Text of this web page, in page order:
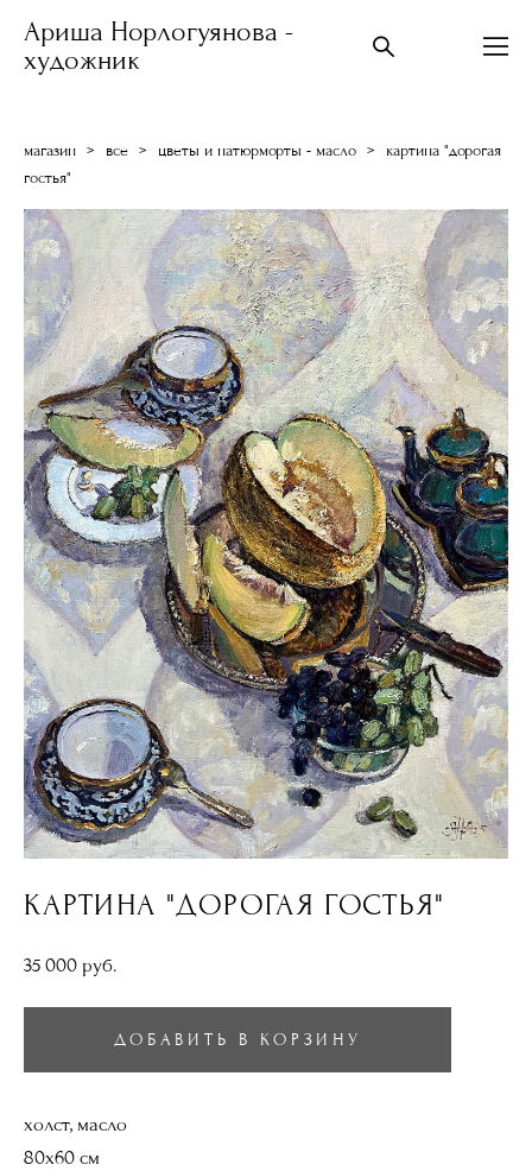
Ариша Норлогуянова -
художник
магазин > все > цветы и натюрморты - масло >
картина "дорогая
гостья"
КАРТИНА "ДОРОГАЯ ГОСТЬЯ"
35 000 pуб.
ДОБАВИТЬ В КОРЗИНУ
холст, масло
80х60 см